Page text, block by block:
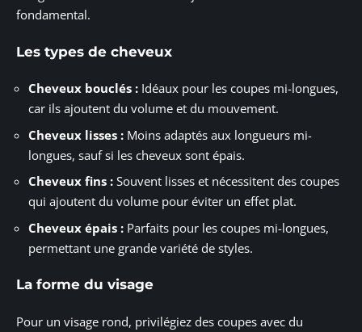
fondamental.
Les types de cheveux
Cheveux bouclés : Idéaux pour les coupes mi-longues,
car ils ajoutent du volume et du mouvement.
Cheveux lisses : Moins adaptés aux longueurs mi-
longues, sauf si les cheveux sont épais.
Cheveux fins : Souvent lisses et nécessitent des coupes
qui ajoutent du volume pour éviter un effet plat.
Cheveux épais : Parfaits pour les coupes mi-longues,
permettant une grande variété de styles.
La forme du visage
Pour un visage rond, privilégiez des coupes avec du